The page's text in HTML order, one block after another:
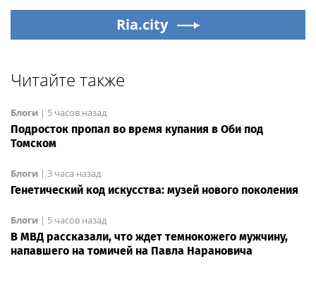
Ria.city
Читайте также
Блоги | 5 часов назад
Подросток пропал во время купания в Оби под
Томском
Блоги | 3 часа назад
Генетический код искусства: музей нового поколения
Блоги | 5 часов назад
В МВД рассказали, что ждет темнокожего мужчину,
напавшего на томичей на Павла Нарановича